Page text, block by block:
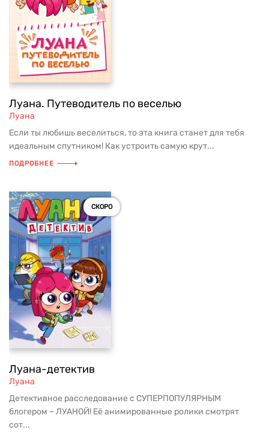
Луана. Путеводитель по веселью
Луана
Если ты любишь веселиться, то эта книга станет для тебя
идеальным спутником! Как устроить самую крут...
ПОДРОБНЕЕ
СКОРО
Луана-детектив
Луана
Детективное расследование с СУПЕРПОПУЛЯРНЫМ
блогером – ЛУАНОЙ! Её анимированные ролики смотрят
сот...